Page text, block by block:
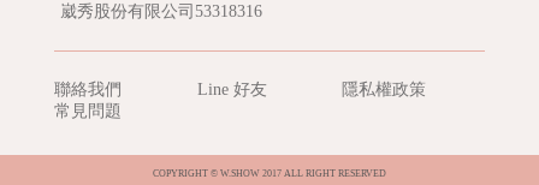
崴秀股份有限公司53318316
聯絡我們
常見問題
Line 好友 隱私權政策
COPYRIGHT © W.SHOW 2017 ALL RIGHT RESERVED